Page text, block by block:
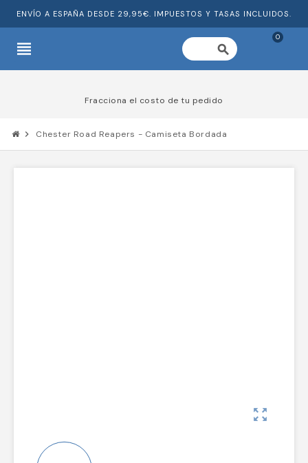
ENVÍO A ESPAÑA DESDE 29,95€. IMPUESTOS Y TASAS INCLUIDOS.
view_headline search
0
Fracciona el costo de tu pedido
Chester Road Reapers - Camiseta Bordada
zoom_out_map